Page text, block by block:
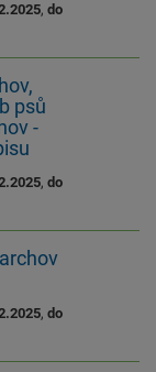
, do
psů
-
, do
, do